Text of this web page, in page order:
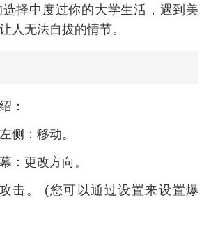
择中度过你的大学生活，遇到美
人无法自拔的情节。
：
侧：移动。
：更改方向。
击。 (您可以通过设置来设置爆